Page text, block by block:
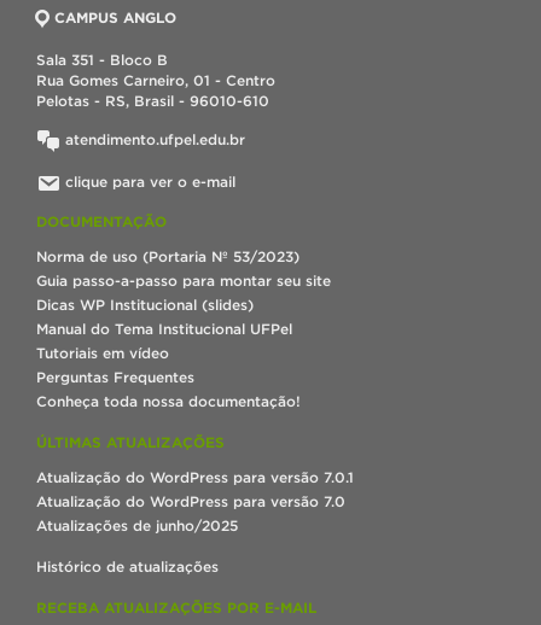
CAMPUS ANGLO
Sala 351 - Bloco B
Rua Gomes Carneiro, 01 - Centro
Pelotas - RS, Brasil - 96010-610
atendimento.ufpel.edu.br
clique para ver o e-mail
DOCUMENTAÇÃO
Norma de uso (Portaria Nº 53/2023)
Guia passo-a-passo para montar seu site
Dicas WP Institucional (slides)
Manual do Tema Institucional UFPel
Tutoriais em vídeo
Perguntas Frequentes
Conheça toda nossa documentação!
ÚLTIMAS ATUALIZAÇÕES
Atualização do WordPress para versão 7.0.1
Atualização do WordPress para versão 7.0
Atualizações de junho/2025
Histórico de atualizações
RECEBA ATUALIZAÇÕES POR E-MAIL